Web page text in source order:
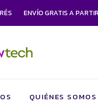
GRATIS A PARTIR DE
QUIÉNES SOMOS